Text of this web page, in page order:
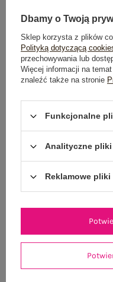
OPINIE O PRODUKCIE (0)
WYSYŁKA I DOSTAWA
Dbamy o Twoją
Sklep korzysta z plików
Polityką dotyczącą
przechowywania lub
Więcej informacji na
znaleźć także na stronie
Funkcjonalne
Analityczne
Reklamowe